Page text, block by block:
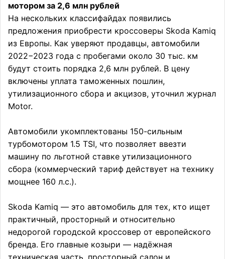
мотором за 2,6 млн рублей
На нескольких классифайдах появились
предложения приобрести кроссоверы Skoda Kamiq
из Европы. Как уверяют продавцы, автомобили
2022−2023 года с пробегами около 30 тыс. км
будут стоить порядка 2,6 млн рублей. В цену
включены уплата таможенных пошлин,
утилизационного сбора и акцизов, уточнил журнал
Motor.
Автомобили укомплектованы 150-сильным
турбомотором 1.5 TSI, что позволяет ввезти
машину по льготной ставке утилизационного
сбора (коммерческий тариф действует на технику
мощнее 160 л.с.).
Skoda Kamiq — это автомобиль для тех, кто ищет
практичный, просторный и относительно
недорогой городской кроссовер от европейского
бренда. Его главные козыри — надёжная
техническая часть, просторный салон и